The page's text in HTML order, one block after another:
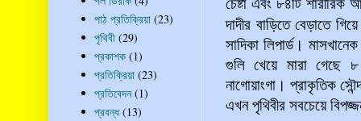
দাদীর বাড়িতে বেড়াতে
সাদিকা লিপার্ড। মাসখানেক
গুলি খেয়ে মারা গেছে
নাগোয়াংগা। প্রাকৃতিক
এখন পৃথিবীর সবচেয়ে
পাঠ প্রতিক্রিয়া (23)
পৃথিবী (29)
প্রকাশক (1)
প্রতিক্রিয়া (23)
প্রতিবেদন (1)
প্রবন্ধ (13)